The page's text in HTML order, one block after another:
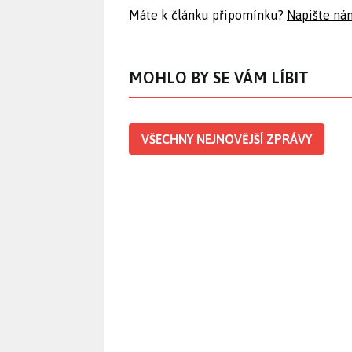
Máte k článku připomínku? Napište
MOHLO BY SE VÁM LÍBIT
VŠECHNY NEJNOVĚJŠÍ ZPRÁVY